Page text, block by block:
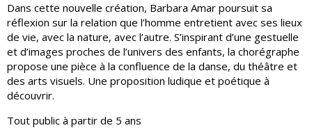
Dans cette nouvelle création, Barbara Amar poursuit sa
réflexion sur la relation que l’homme entretient avec ses lieux
de vie, avec la nature, avec l’autre. S’inspirant d’une gestuelle
et d’images proches de l’univers des enfants, la chorégraphe
propose une pièce à la confluence de la danse, du théâtre et
des arts visuels. Une proposition ludique et poétique à
découvrir.
Tout public à partir de 5 ans